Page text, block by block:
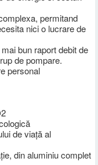
permitand
nici o lucrare de
bun raport debit de
de pompare.
personal
de viață al
din aluminiu complet